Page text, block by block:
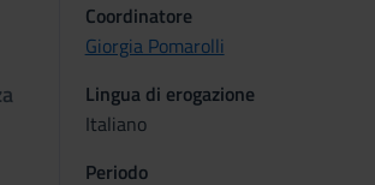
Coordinatore
Giorgia Pomarolli
Lingua di erogazione
Italiano
Periodo